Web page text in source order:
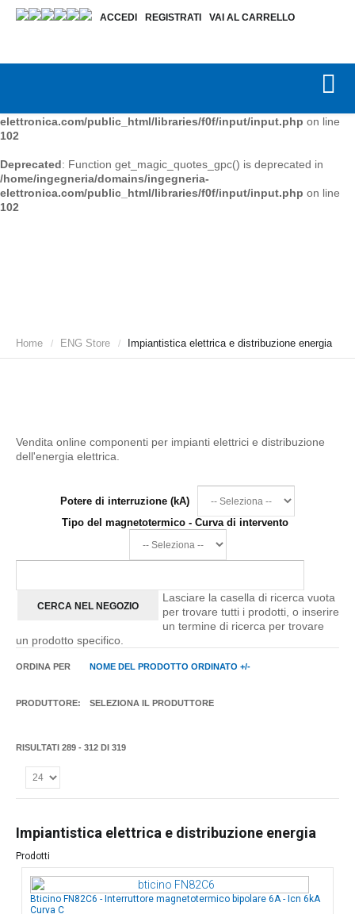
Deprecated: Function get_magic_quotes_gpc() is deprecated in
102
elettronica.com/public_html/libraries/f0f/input/input.php on line
102
Deprecated: Function get_magic_quotes_gpc() is deprecated in
/home/ingegneria/domains/ingegneria-
elettronica.com/public_html/libraries/f0f/input/input.php on line
102
ACCEDI REGISTRATI VAI AL CARRELLO
Home / ENG Store / Impiantistica elettrica e distribuzione energia
Vendita online componenti per impianti elettrici e distribuzione
dell'energia elettrica.
Potere di interruzione (kA)
Tipo del magnetotermico - Curva di intervento
Lasciare la casella di ricerca vuota
per trovare tutti i prodotti, o inserire
un termine di ricerca per trovare
un prodotto specifico.
ORDINA PER NOME DEL PRODOTTO ORDINATO +/-
PRODUTTORE: SELEZIONA IL PRODUTTORE
RISULTATI 289 - 312 DI 319
Impiantistica elettrica e distribuzione energia
Prodotti
Bticino FN82C6 - Interruttore magnetotermico bipolare 6A - Icn 6kA
Curva C